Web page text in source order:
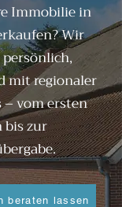
Immobilie in
Wir
mit regionaler
vom ersten
bis zur
beraten lassen